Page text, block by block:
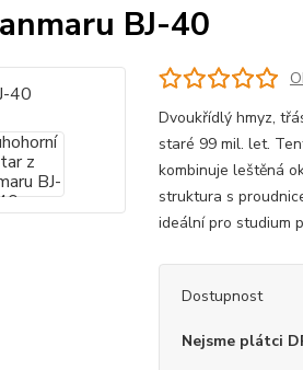
BJ-40
Dvoukřídlý hmyz,
staré 99 mil. let.
kombinuje leštěná
struktura s
ideální pro studium
Dostupnost
Nejsme plátci